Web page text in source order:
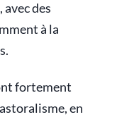
des
à la
fortement
en